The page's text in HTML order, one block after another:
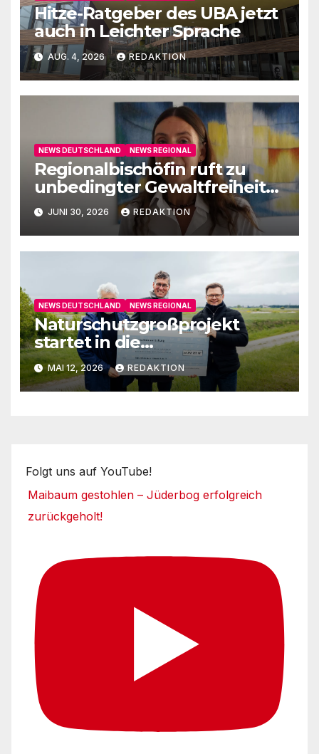
Hitze-Ratgeber des UBA jetzt
auch in Leichter Sprache
AUG. 4, 2026 REDAKTION
NEWS DEUTSCHLAND NEWS REGIONAL
Regionalbischöfin ruft zu
unbedingter Gewaltfreiheit
aufJUNI 30, 2026 REDAKTION
NEWS DEUTSCHLAND NEWS REGIONAL
Naturschutzgroßprojekt
startet in die
Umsetzungsphase
MAI 12, 2026 REDAKTION
Folgt uns auf YouTube!
Maibaum gestohlen – Jüderbog erfolgreich
zurückgeholt!